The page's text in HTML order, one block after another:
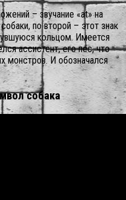
– звучание «at» на
по второй – этот знак
кольцом. Имеется
ассистент, его пес, что
монстров. И обозначался
собака